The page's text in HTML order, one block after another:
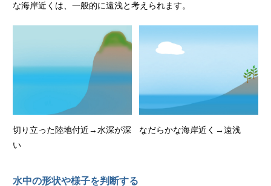
な海岸近くは、一般的に遠浅と考えられます。
切り立った陸地付近→水深が深
い
なだらかな海岸近く→遠浅
水中の形状や様子を判断する